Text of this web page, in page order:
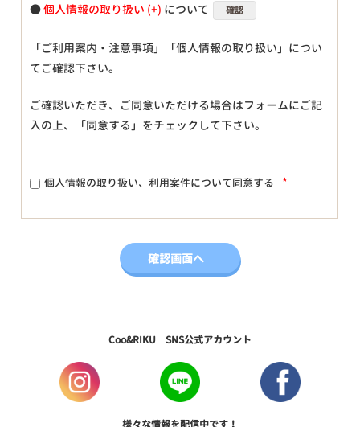
●個人情報の取り扱い について 確認
「ご利用案内・注意事項」「個人情報の取り扱い」につい
てご確認下さい。
ご確認いただき、ご同意いただける場合はフォームにご記
入の上、「同意する」をチェックして下さい。
個人情報の取り扱い、利用案件について同意する *
Coo&RIKU SNS公式アカウント
様々な情報を配信中です！